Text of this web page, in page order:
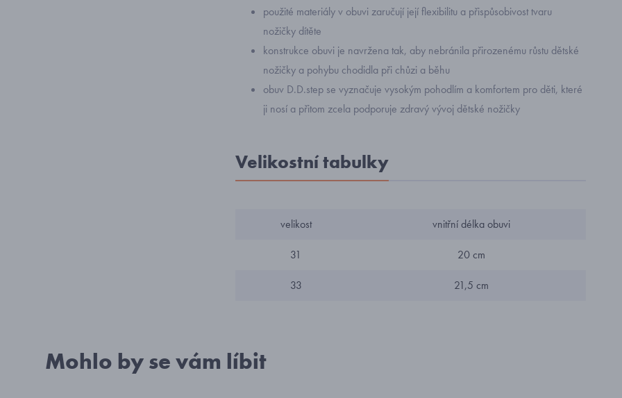
použité materiály v obuvi zaručují její flexibilitu a přispůsobivost tvaru
nožičky dítěte
konstrukce obuvi je navržena tak, aby nebránila přirozenému růstu dětské
nožičky a pohybu chodidla při chůzi a běhu
obuv D.D.step se vyznačuje vysokým pohodlím a komfortem pro děti, které
ji nosí a přitom zcela podporuje zdravý vývoj dětské nožičky
Velikostní tabulky
velikost vnitřní délka obuvi
31 20 cm
33 21,5 cm
Mohlo by se vám líbit